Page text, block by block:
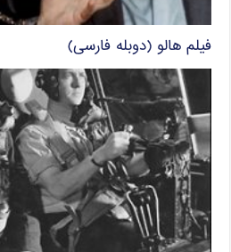
فیلم هالو (دوبله فارسی)